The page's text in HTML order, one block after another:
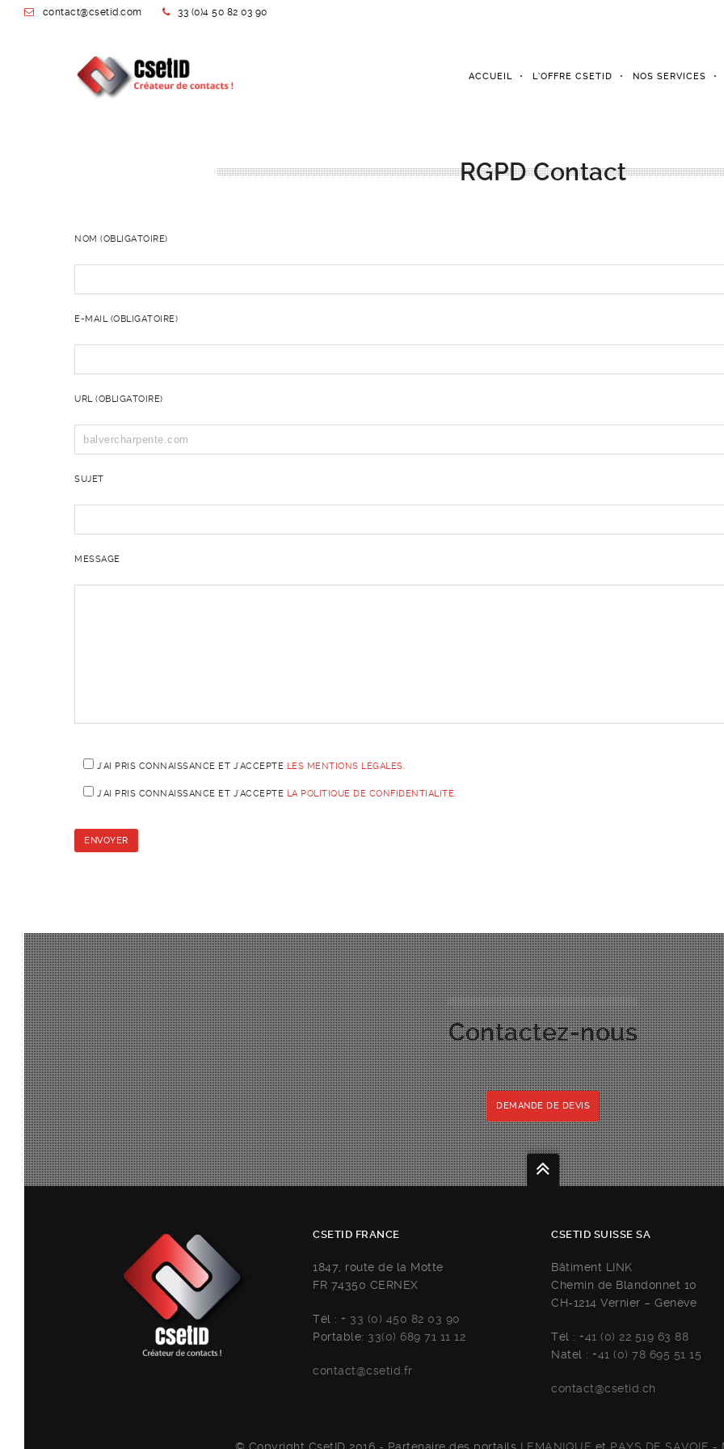
contact@csetid.com 33 (0)4 50 82 03 90
ACCUEIL L’OFFRE CSETID NOS SERVICES
RGPD Contact
NOM (OBLIGATOIRE)
E-MAIL (OBLIGATOIRE)
URL (OBLIGATOIRE)
SUJET
MESSAGE
J'AI PRIS CONNAISSANCE ET J'ACCEPTE LES MENTIONS LÉGALES.
J'AI PRIS CONNAISSANCE ET J'ACCEPTE LA POLITIQUE DE CONFIDENTIALITÉ.
Contactez-nous
DEMANDE DE DEVIS
CSETID FRANCE
1847, route de la Motte
FR 74350 CERNEX
Tél : + 33 (0) 450 82 03 90
Portable: 33(0) 689 71 11 12
contact@csetid.fr
CSETID SUISSE SA
Bâtiment LINK
Chemin de Blandonnet 10
CH-1214 Vernier – Genève
Tél : +41 (0) 22 519 63 88
Natel : +41 (0) 78 695 51 15
contact@csetid.ch